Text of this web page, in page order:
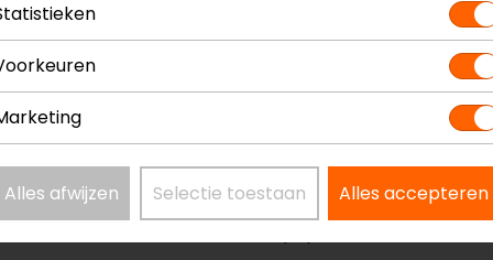
Model
Kleur
Certificeringsklasse
AA
Alles afwijzen Selectie toestaan Alles accepteren